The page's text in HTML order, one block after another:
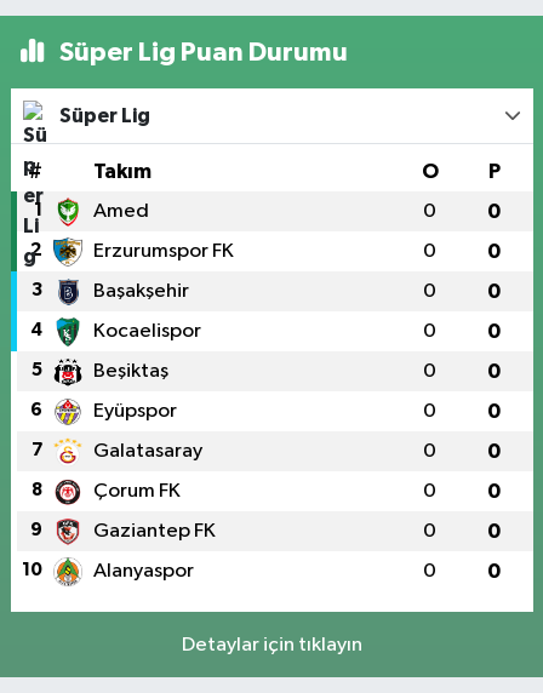
Süper Lig Puan Durumu
Süper Lig
# Takım O P
1 Amed 0 0
2 Erzurumspor FK 0 0
3 Başakşehir 0 0
4 Kocaelispor 0 0
5 Beşiktaş 0 0
6 Eyüpspor 0 0
7 Galatasaray 0 0
8 Çorum FK 0 0
9 Gaziantep FK 0 0
10 Alanyaspor 0 0
Detaylar için tıklayın